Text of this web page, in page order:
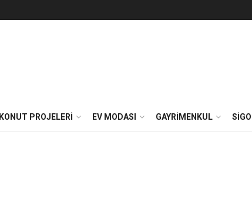
KONUT PROJELERI EV MODASI GAYRIMENKUL